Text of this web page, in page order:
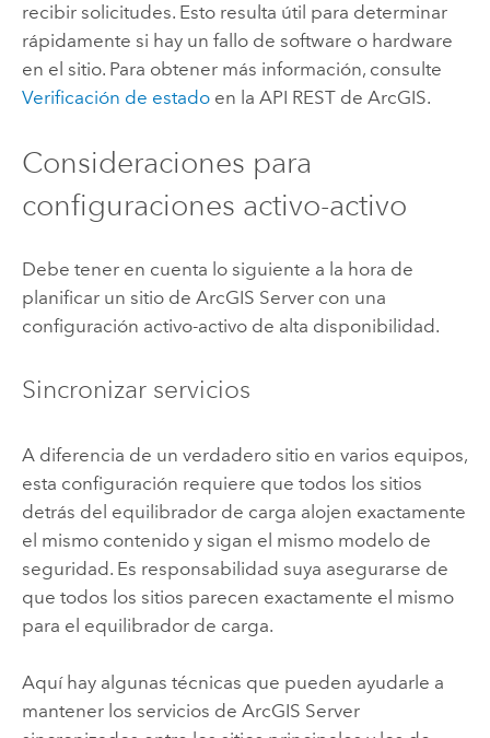
recibir solicitudes. Esto resulta útil para determinar
rápidamente si hay un fallo de software o hardware
en el sitio. Para obtener más información, consulte
Verificación de estadoen la API REST de ArcGIS.
Consideraciones para
configuraciones activo-activo
Debe tener en cuenta lo siguiente a la hora de
planificar un sitio de ArcGIS Servercon una
configuración activo-activo de alta disponibilidad.
Sincronizar servicios
A diferencia de un verdadero sitio en varios equipos,
esta configuración requiere que todos los sitios
detrás del equilibrador de carga alojen exactamente
el mismo contenido y sigan el mismo modelo de
seguridad. Es responsabilidad suya asegurarse de
que todos los sitios parecen exactamente el mismo
para el equilibrador de carga.
Aquí hay algunas técnicas que pueden ayudarle a
mantener los servicios de ArcGIS Server